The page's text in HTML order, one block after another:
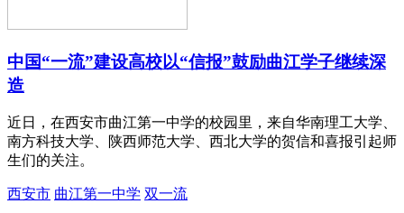
中国“一流”建设高校以“信报”鼓励曲江学子继续深
造
近日，在西安市曲江第一中学的校园里，来自华南理工大学、
南方科技大学、陕西师范大学、西北大学的贺信和喜报引起师
生们的关注。
西安市 曲江第一中学 双一流